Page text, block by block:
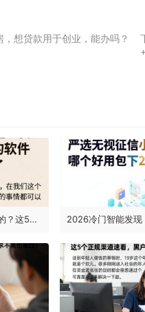
想贷款用于创业，能办吗？
2026个人手机贷款怎么贷的？这5个借钱6000的软件灵活还款藏不住了